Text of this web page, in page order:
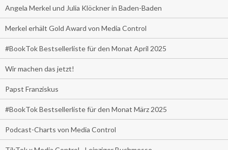
Angela Merkel und Julia Klöckner in Baden-Baden
Merkel erhält Gold Award von Media Control
#BookTok Bestsellerliste für den Monat April 2025
Wir machen das jetzt!
Papst Franziskus
#BookTok Bestsellerliste für den Monat März 2025
Podcast-Charts von Media Control